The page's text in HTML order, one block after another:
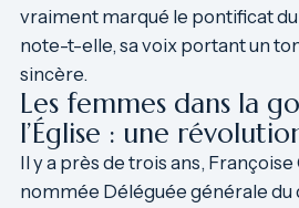
vraiment marqué le pontificat du
note-t-elle, sa voix portant un
sincère.
Les femmes dans la
l’Église : une
Il y a près de trois ans,
nommée Déléguée générale du